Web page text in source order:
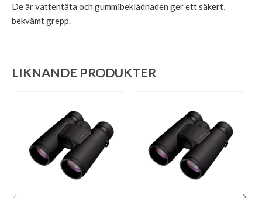
De är vattentäta och gummibeklädnaden ger ett säkert,
bekvämt grepp.
LIKNANDE PRODUKTER